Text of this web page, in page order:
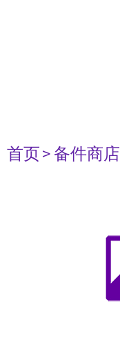
首页> 备件商店